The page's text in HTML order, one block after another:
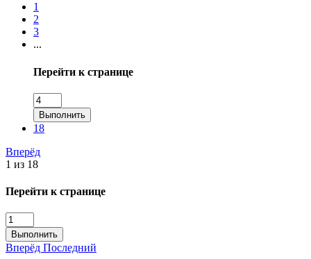
1
2
3
...
Перейти к странице
Выполнить
18
Вперёд
1 из 18
Перейти к странице
Выполнить
Вперёд Последний